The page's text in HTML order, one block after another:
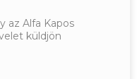
az Alfa Kapos
küldjön